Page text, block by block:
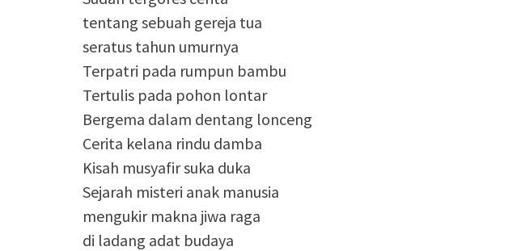
tentang sebuah gereja tua
seratus tahun umurnya
Terpatri pada rumpun bambu
Tertulis pada pohon lontar
Bergema dalam dentang lonceng
Cerita kelana rindu damba
Kisah musyafir suka duka
Sejarah misteri anak manusia
mengukir makna jiwa raga
di ladang adat budaya